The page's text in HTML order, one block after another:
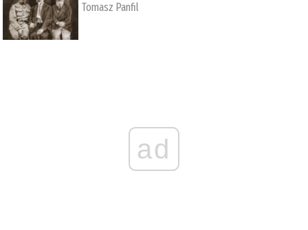
Tomasz Panfil
ad